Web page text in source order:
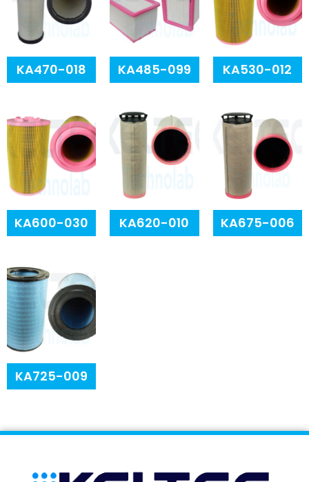
KA470-018 KA485-099 KA530-012
KA600-030 KA620-010 KA675-006
KA725-009